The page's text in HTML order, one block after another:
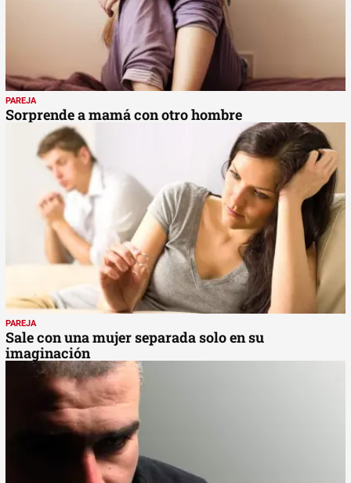
PAREJA
Sorprende a mamá con otro hombre
PAREJA
Sale con una mujer separada solo en su
imaginación